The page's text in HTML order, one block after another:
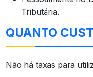
Tributária.
QUANTO
Não há taxas para